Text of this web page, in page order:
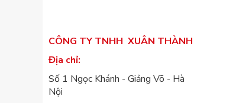
CÔNG TY TNHH XUÂN THÀNH
Địa chỉ:
Số 1 Ngọc Khánh - Giảng Võ - Hà
Nội